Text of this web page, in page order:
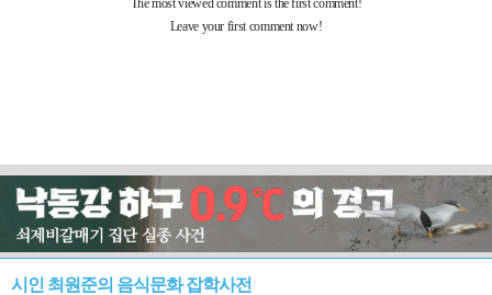
시인 최원준의 음식문화 잡학사전